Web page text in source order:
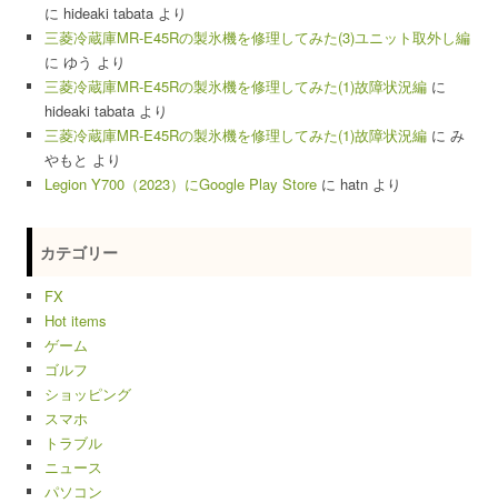
に hideaki tabata より
三菱冷蔵庫MR-E45Rの製氷機を修理してみた(3)ユニット取外し編
に ゆう より
三菱冷蔵庫MR-E45Rの製氷機を修理してみた(1)故障状況編 に
hideaki tabata より
三菱冷蔵庫MR-E45Rの製氷機を修理してみた(1)故障状況編 に み
やもと より
Legion Y700（2023）にGoogle Play Store に hatn より
カテゴリー
FX
Hot items
ゲーム
ゴルフ
ショッピング
スマホ
トラブル
ニュース
パソコン